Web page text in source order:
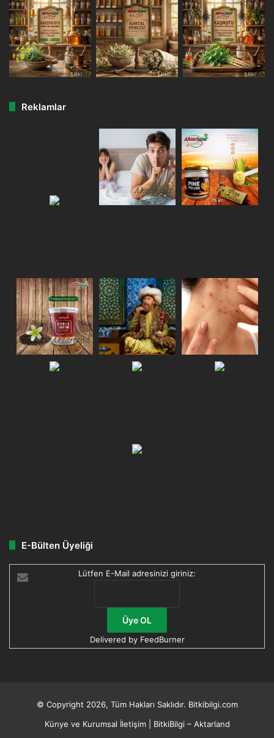
Reklamlar
E-Bülten Üyeliği
Lütfen E-Mail adresinizi giriniz:
Delivered by FeedBurner
© Copyright 2026, Tüm Hakları Saklıdır. Bitkibilgi.com
Künye ve Kurumsal İletişim | BitkiBilgi – Aktarland